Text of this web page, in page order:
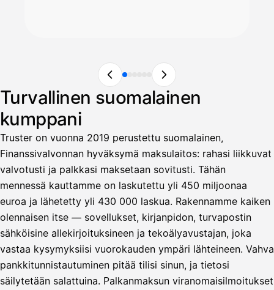
Turvallinen suomalainen
kumppani
Truster on vuonna 2019 perustettu suomalainen,
Finanssivalvonnan hyväksymä maksulaitos: rahasi liikkuvat
valvotusti ja palkkasi maksetaan sovitusti. Tähän
mennessä kauttamme on laskutettu yli 450 miljoonaa
euroa ja lähetetty yli 430 000 laskua. Rakennamme kaiken
olennaisen itse — sovellukset, kirjanpidon, turvapostin
sähköisine allekirjoituksineen ja tekoälyavustajan, joka
vastaa kysymyksiisi vuorokauden ympäri lähteineen. Vahva
pankkitunnistautuminen pitää tilisi sinun, ja tietosi
säilytetään salattuina. Palkanmaksun viranomaisilmoitukset